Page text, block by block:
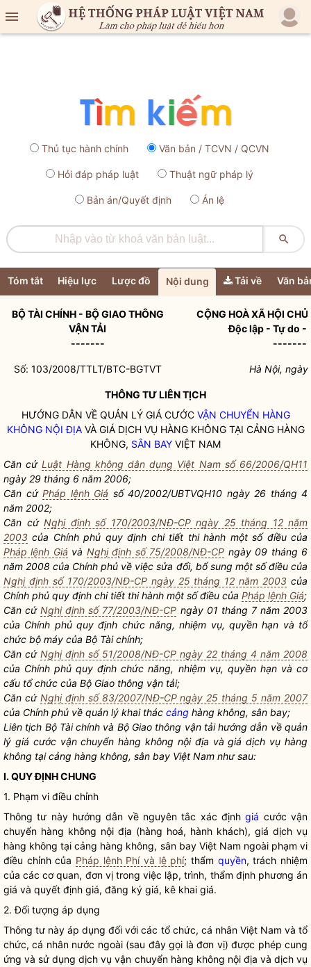

Thủ tục hành chính Văn bản / TCVN / QCVN
Hỏi đáp pháp luật Thuật ngữ pháp lý
Bản án/Quyết định Án lệ

Tóm tắt Hiệu lực Lược đồ Nội dung Tải về Văn
BỘ TÀI CHÍNH - BỘ GIAO THÔNG
VẬN TẢI
-------
CỘNG HOÀ XÃ HỘI
Độc lập - Tự do -
Số: 103/2008/TTLT/BTC-BGTVT Hà Nội, ngày
THÔNG TƯLIÊN TỊCH
HƯỚNG DẪN VỀ QUẢN LÝ GIÁ CƯỚC VẬN CHUYỂN HÀNG
KHÔNG NỘI ĐỊAVÀ GIÁ DỊCH VỤ HÀNG KHÔNG TẠI CẢNG HÀNG
KHÔNG, SÂN BAY VIỆT NAM
Căn cứLuật Hàng không dân dụng Việt Nam số 66/2006/QH11
ngày 29 tháng 6 năm 2006;
Căn cứ Pháp lệnh Giá số 40/2002/UBTVQH10 ngày 26 tháng 4
năm 2002;
Căn cứ Nghị định số 170/2003/NĐ-CP ngày 25 tháng 12 năm
2003 của Chính phủ quy định chi tiết thi hành một số điều của
Pháp lệnh Giá và Nghị định số 75/2008/NĐ-CP ngày 09 tháng 6
năm 2008 của Chính phủ về việc sửa đổi, bổ sung một số điều của
Nghị định số 170/2003/NĐ-CP ngày 25 tháng 12 năm 2003 của
Chính phủ quy định chi tiết thi hành một số điều của Pháp lệnh Giá;
Căn cứNghị định số 77/2003/NĐ-CP ngày 01 tháng 7 năm 2003
của Chính phủ quy định chức năng, nhiệm vụ, quyền hạn và tổ
chức bộ máy của Bộ Tài chính;
Căn cứ Nghị định số 51/2008/NĐ-CP ngày 22 tháng 4 năm 2008
của Chính phủ quy định chức năng, nhiệm vụ, quyềnhạn và cơ
cấu tổ chức của Bộ Giao thông vận tải;
Căn cứ Nghị định số 83/2007/NĐ-CP ngày 25 tháng 5 năm 2007
của Chính phủ về quản lý khai thác cảng hàng không, sân bay;
Liên tịch Bộ Tài chính và Bộ Giao thông vận tải hướng dẫn về quản
lý giá cước vận chuyển hàng không nội địa và giá dịch vụ hàng
không tạicảng hàng không, sân bay Việt Nam như sau:
I. QUY ĐỊNH CHUNG
1. Phạm vi điều chỉnh
Thông tư này hướng dẫn về nguyên tắc xác địnhgiá cướcvận
chuyển hàng không nội địa (hàng hoá, hành khách), giá dịch vụ
hàng không tại cảng hàng không, sân bayViệt Nam ngoài phạm vi
điều chỉnh của Pháp lệnh Phí và lệ phí; thẩm quyền, trách nhiệm
của các cơ quan, đơn vị trong việc lập, trình, thẩm định phương án
giá và quyết định giá, đăng ký giá, kê khai giá.
2. Đối tượng áp dụng
Thông tư này áp dụng đối với các tổ chức, cá nhân Việt Nam và tổ
chức, cá nhân nước ngoài (sau đây gọi là đơn vị) được phép cung
ứng và sử dụng dịch vụvận chuyển hàng không nội địa và dịch vụ